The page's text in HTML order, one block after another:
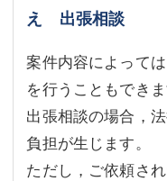
え 出張相談
案件内容によって
を行うこともできま
出張相談の場合，
負担が生じます。
ただし，ご依頼さ